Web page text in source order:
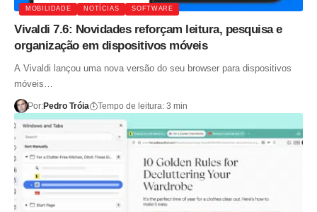
MOBILIDADE NOTÍCIAS SOFTWARE
Vivaldi 7.6: Novidades reforçam leitura, pesquisa e
organização em dispositivos móveis
A Vivaldi lançou uma nova versão do seu browser para dispositivos
móveis…
Por:Pedro Tróia Tempo de leitura: 3 min